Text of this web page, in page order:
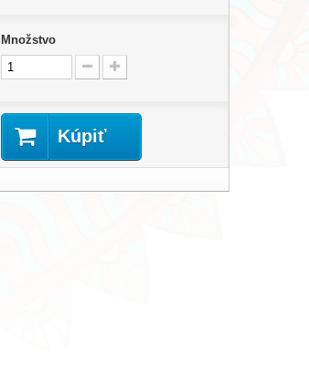
Množstvo
Kúpiť